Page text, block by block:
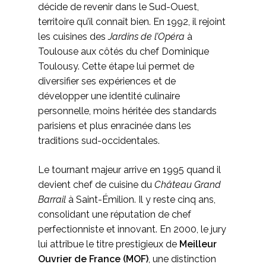
décide de revenir dans le Sud-Ouest,
territoire qu’il connaît bien. En 1992, il rejoint
les cuisines desJardins de l’Opéra à
Toulouse aux côtés du chef Dominique
Toulousy. Cette étape lui permet de
diversifier ses expériences et de
développer une identité culinaire
personnelle, moins héritée des standards
parisiens et plus enracinée dans les
traditions sud-occidentales.
Le tournant majeur arrive en 1995 quand il
devient chef de cuisine du Château Grand
Barrail à Saint-Émilion. Il y reste cinq ans,
consolidant une réputation de chef
perfectionniste et innovant. En 2000, le jury
lui attribue le titre prestigieux de Meilleur
Ouvrier de France (MOF), une distinction